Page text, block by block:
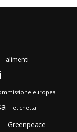
alimenti
europea
etichetta
Greenpeace